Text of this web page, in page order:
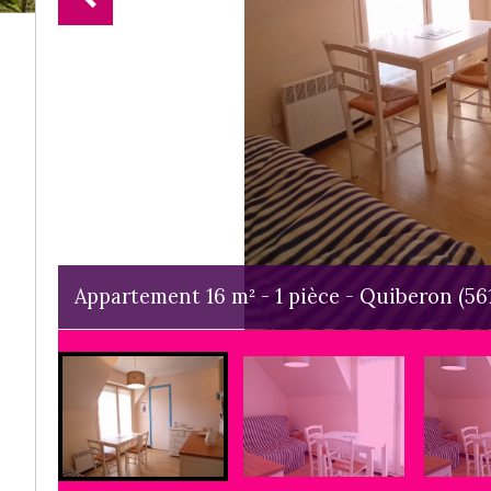
Appartement 16 m² - 1 pièce - Quiberon